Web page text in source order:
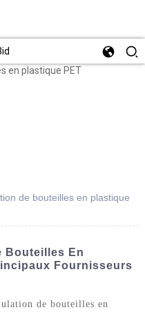
de bouteilles en plastique
Bouteilles En
Fournisseurs
de bouteilles en